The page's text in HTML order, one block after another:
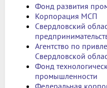
Фонд развития
Корпорация МСП
Свердловский
Агентство по
Свердловской
Фонд
промышленности